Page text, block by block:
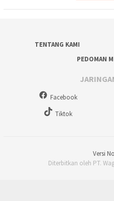
TENTANG KAMI
PEDOMAN
Facebook
Tiktok
Versi
Diterbitkan oleh PT.